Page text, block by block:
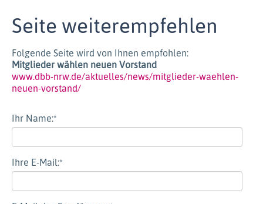
Seite weiterempfehlen
Folgende Seite wird von Ihnen empfohlen:
Mitglieder wählen neuen Vorstand
www.dbb-nrw.de/aktuelles/news/mitglieder-waehlen-
neuen-vorstand/
Ihr Name:*
Ihre E-Mail:*